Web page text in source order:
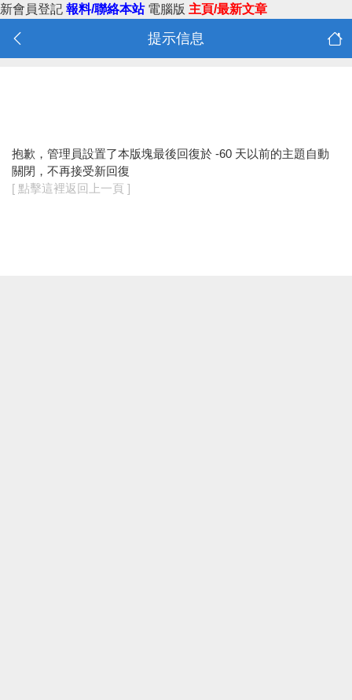
新會員登記 報料/聯絡本站 電腦版 主頁/最新文章
提示信息
抱歉，管理員設置了本版塊最後回復於 -60 天以前的主題自動
關閉，不再接受新回復
[ 點擊這裡返回上一頁 ]